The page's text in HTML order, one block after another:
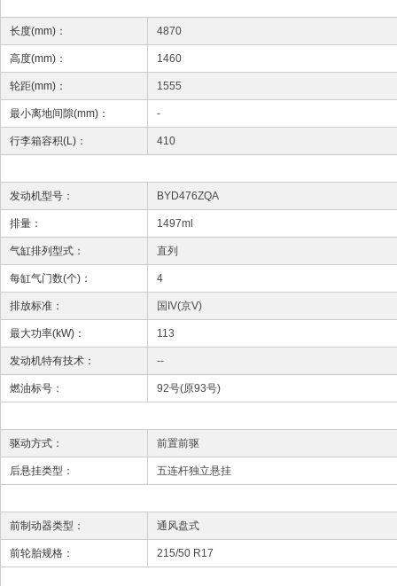
长度(mm)： 4870
高度(mm)： 1460
轮距(mm)： 1555
最小离地间隙(mm)： -
行李箱容积(L)： 410
发动机型号： BYD476ZQA
排量： 1497ml
气缸排列型式： 直列
每缸气门数(个)： 4
排放标准： 国IV(京V)
最大功率(kW)： 113
发动机特有技术： --
燃油标号： 92号(原93号)
驱动方式： 前置前驱
后悬挂类型： 五连杆独立悬挂
前制动器类型： 通风盘式
前轮胎规格： 215/50 R17